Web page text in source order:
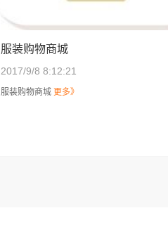
服装购物商城
2017/9/8 8:12:21
服装购物商城 更多》